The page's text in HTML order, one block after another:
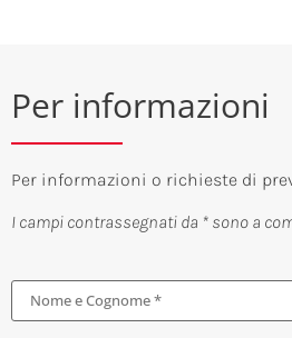
Per informazioni
Per informazioni o richieste di
I campi contrassegnati da * sono a